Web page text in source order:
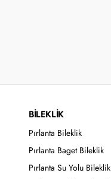
BİLEKLİK
Pırlanta Bileklik
Pırlanta Baget Bileklik
Pırlanta Su Yolu Bileklik